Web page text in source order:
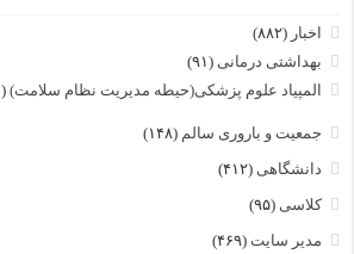
اخبار (۸۸۲)
بهداشتی درمانی (۹۱)
المپیاد علوم پزشکی(حیطه مدیریت نظام سلامت) (۶)
جمعیت و باروری سالم (۱۴۸)
دانشگاهی (۴۱۲)
کلاسی (۹۵)
مدیر سایت (۴۶۹)